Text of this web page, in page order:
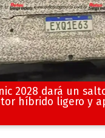
2028 dará un
híbrido ligero y